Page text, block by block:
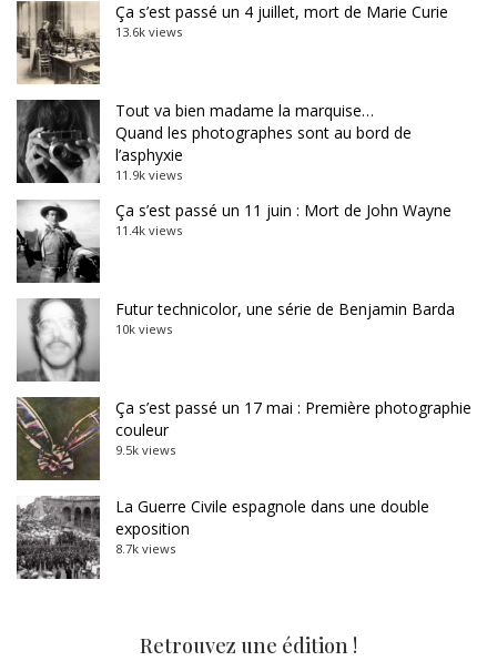
Ça s’est passé un 4 juillet, mort de Marie Curie
13.6k views
Tout va bien madame la marquise…
Quand les photographes sont au bord de
l’asphyxie
11.9k views
Ça s’est passé un 11 juin : Mort de John Wayne
11.4k views
Futur technicolor, une série de Benjamin Barda
10k views
Ça s’est passé un 17 mai : Première photographie
couleur
9.5k views
La Guerre Civile espagnole dans une double
exposition
8.7k views
Retrouvez une édition !